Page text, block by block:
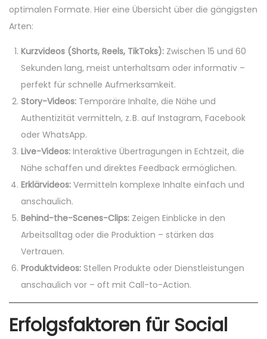
optimalen Formate. Hier eine Übersicht über die gängigsten
Arten:
Kurzvideos (Shorts, Reels, TikToks): Zwischen 15 und 60
Sekunden lang, meist unterhaltsam oder informativ –
perfekt für schnelle Aufmerksamkeit.
Story-Videos: Temporäre Inhalte, die Nähe und
Authentizität vermitteln, z. B. auf Instagram, Facebook
oder WhatsApp.
Live-Videos: Interaktive Übertragungen in Echtzeit, die
Nähe schaffen und direktes Feedback ermöglichen.
Erklärvideos: Vermitteln komplexe Inhalte einfach und
anschaulich.
Behind-the-Scenes-Clips: Zeigen Einblicke in den
Arbeitsalltag oder die Produktion – stärken das
Vertrauen.
Produktvideos: Stellen Produkte oder Dienstleistungen
anschaulich vor – oft mit Call-to-Action.
Erfolgsfaktoren für Social